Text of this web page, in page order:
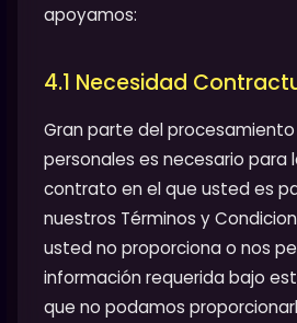
apoyamos:
4.1 Necesidad
Gran parte del
personales es necesario para
contrato en el que usted es
nuestros Términos y
usted no proporciona o nos
información requerida bajo
que no podamos